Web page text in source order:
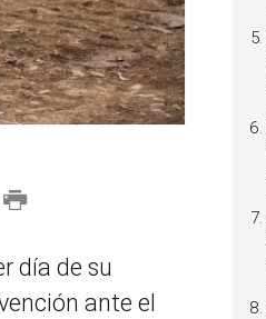
día de su
ante el